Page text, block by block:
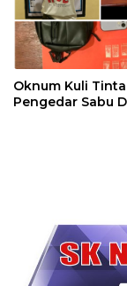
Oknum Kuli
Pengedar Sabu